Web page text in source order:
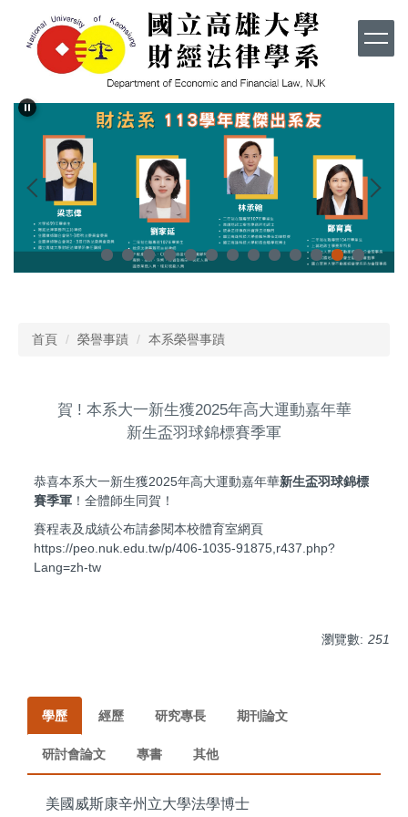
容
首頁 榮譽事蹟 本系榮譽事蹟
賀 ! 本系大一新生獲2025年高大運動嘉年華
新生盃羽球錦標賽季軍
恭喜本系大一新生獲2025年高大運動嘉年華新生盃羽球錦標
賽季軍 ！全體師生同賀！
賽程表及成績公布請參閱本校體育室網頁
https://peo.nuk.edu.tw/p/406-1035-91875,r437.php?
Lang=zh-tw
瀏覽數: 251
學歷 經歷 研究專長 期刊論文
研討會論文 專書 其他
美國威斯康辛州立大學法學博士